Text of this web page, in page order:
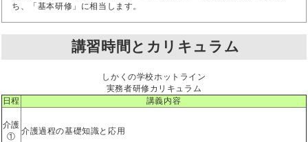
ち、「基本研修」に相当します。
講習時間とカリキュラム
しかくの学校ホットライン
実務者研修カリキュラム
日程
講義内容
介護
①
介護過程の基礎知識と応用